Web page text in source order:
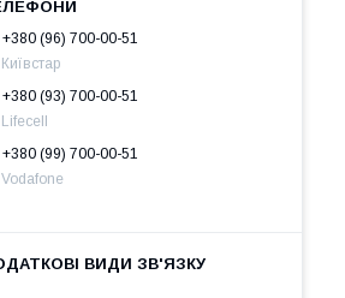
+380 (96) 700-00-51
Київстар
+380 (93) 700-00-51
Lifecell
+380 (99) 700-00-51
Vodafone